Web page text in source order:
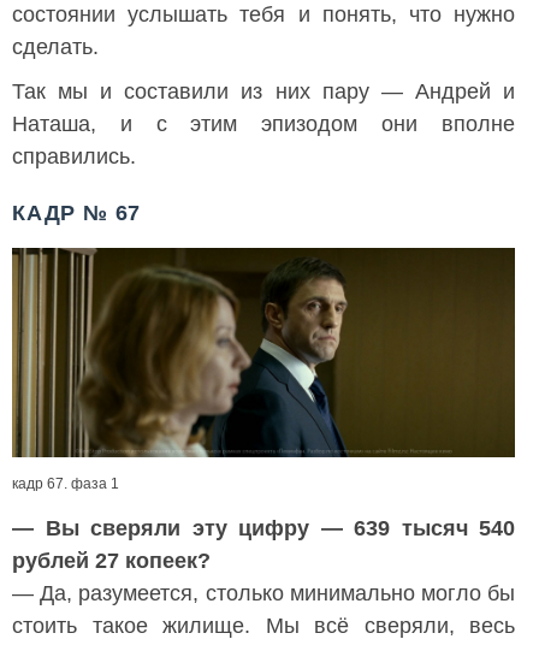
состоянии услышать тебя и понять, что нужно
сделать.
Так мы и составили из них пару — Андрей и
Наташа, и с этим эпизодом они вполне
справились.
КАДР № 67
кадр 67. фаза 1
— Вы сверяли эту цифру — 639 тысяч 540
рублей 27 копеек?
— Да, разумеется, столько минимально могло бы
стоить такое жилище. Мы всё сверяли, весь